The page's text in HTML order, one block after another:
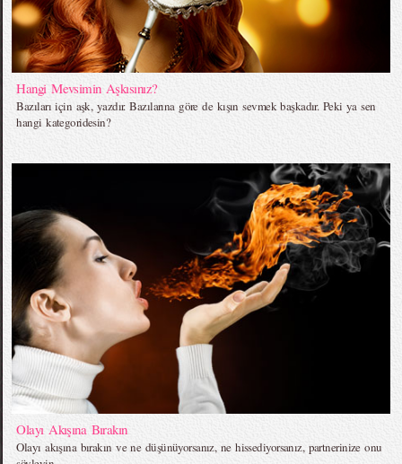
Hangi Mevsimin Aşkısınız?
Bazıları için aşk, yazdır. Bazılarına göre de kışın sevmek başkadır. Peki ya sen
hangi kategoridesin?
Olayı Akışına Bırakın
Olayı akışına bırakın ve ne düşünüyorsanız, ne hissediyorsanız, partnerinize onu